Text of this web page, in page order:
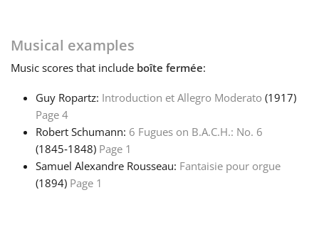
Français
한국어
Musical examples
Music scores that include boîte fermée:
Guy Ropartz: Introduction et Allegro Moderato (1917)
Page 4
Robert Schumann: 6 Fugues on B.A.C.H.: No. 6
(1845‑1848) Page 1
Samuel Alexandre Rousseau: Fantaisie pour orgue
(1894) Page 1